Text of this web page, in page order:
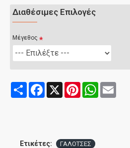
Διαθέσιμες Επιλογές
Μέγεθος
Share Facebook
X PinterestWhatsApp
Ετικέτες: ΓΑΛΟΤΣΕΣ